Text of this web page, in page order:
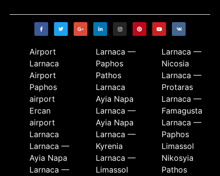
Airport
Larnaca
Airport
Paphos
airport
Ercan
airport
Larnaca
Larnaca —
Ayia Napa
Larnaca —
Larnaca —
Paphos
Pathos
Larnaca
Ayia Napa
Larnaca —
Ayia Napa
Larnaca —
Kyrenia
Larnaca —
Limassol
Larnaca —
Nicosia
Larnaca —
Protaras
Larnaca —
Famagusta
Larnaca —
Paphos
Limassol
Nikosyia
Pathos